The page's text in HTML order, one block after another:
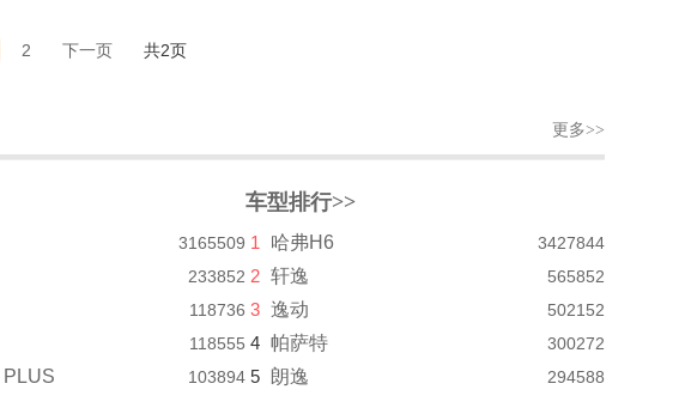
2 下一页 共2页
更多>>
3165509
233852
118736
118555
103894
车型排行>>
1 哈弗H6 3427844
2 轩逸 565852
3 逸动 502152
4 帕萨特 300272
5 朗逸 294588